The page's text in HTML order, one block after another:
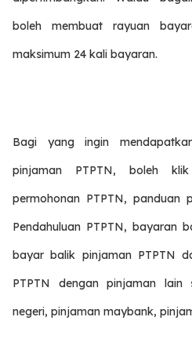
boleh membuat rayuan
maksimum 24 kali bayaran.
Bagi yang ingin
pinjaman PTPTN, boleh
permohonan PTPTN, panduan
Pendahuluan PTPTN, bayaran
bayar balik pinjaman PTPTN
PTPTN dengan pinjaman lain
negeri, pinjaman maybank,